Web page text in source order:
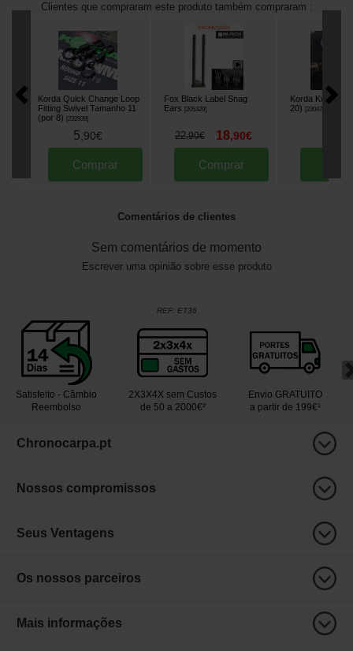
Clientes que compraram este produto também compraram :
Korda Quick Change Loop
Fitting Swivel Tamanho 11
(por 8)
[232939]
5 90€
Comprar
Fox Black Label Snag
Ears
[205329]
22,90€ 18,90€
Comprar
Korda Kwik
20)
[230476
Comentários de clientes
Sem comentários de momento
Escrever uma opinião sobre esse produto
REF: ET36
Satisfeito - Câmbio
Reembolso
2X3X4X sem Custos
de 50 a 2000€²
Envio GRATUITO
a partir de 199€¹
Chronocarpa.pt
Nossos compromissos
Seus Ventagens
Os nossos parceiros
Mais informações